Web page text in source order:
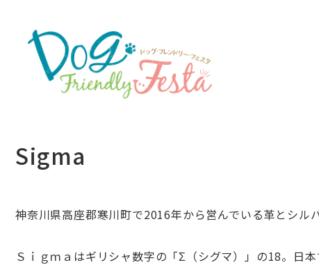
Sigma
神奈川県高座郡寒川町で2016年から営んでいる革とシル
Ｓｉｇｍａはギリシャ数字の「Σ（シグマ）」の18。 日